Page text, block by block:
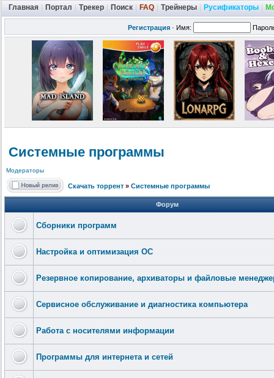
Главная Портал Трекер Поиск FAQ Трейнеры Русификаторы
Регистрация · Имя:
Системные программы
Модераторы
Скачать торрент » Системные программы
Форум
Сборники программ
Настройка и оптимизация ОС
Резервное копирование, архиваторы и файловые
Сервисное обслуживание и диагностика компьютера
Работа с носителями информации
Программы для интернета и сетей